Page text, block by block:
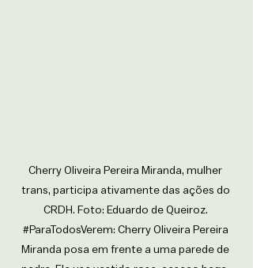
Cherry Oliveira Pereira Miranda, mulher
trans, participa ativamente das ações do
CRDH. Foto: Eduardo de Queiroz.
#ParaTodosVerem: Cherry Oliveira Pereira
Miranda posa em frente a uma parede de